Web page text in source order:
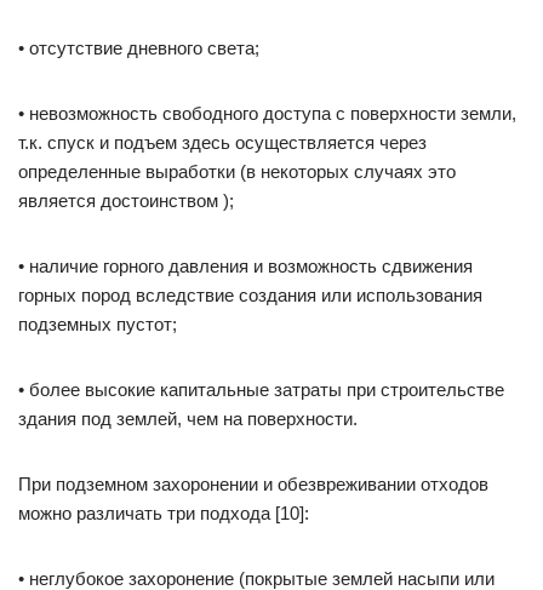
• отсутствие дневного света;
• невозможность свободного доступа с поверхности земли,
т.к. спуск и подъем здесь осуществляется через
определенные выработки (в некоторых случаях это
является достоинством );
• наличие горного давления и возможность сдвижения
горных пород вследствие создания или использования
подземных пустот;
• более высокие капитальные затраты при строительстве
здания под землей, чем на поверхности.
При подземном захоронении и обезвреживании отходов
можно различать три подхода [10]:
• неглубокое захоронение (покрытые землей насыпи или